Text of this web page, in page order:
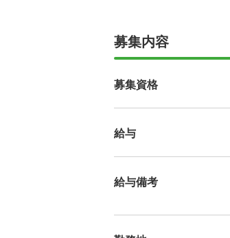
募集内容
募集資格
給与
給与備考